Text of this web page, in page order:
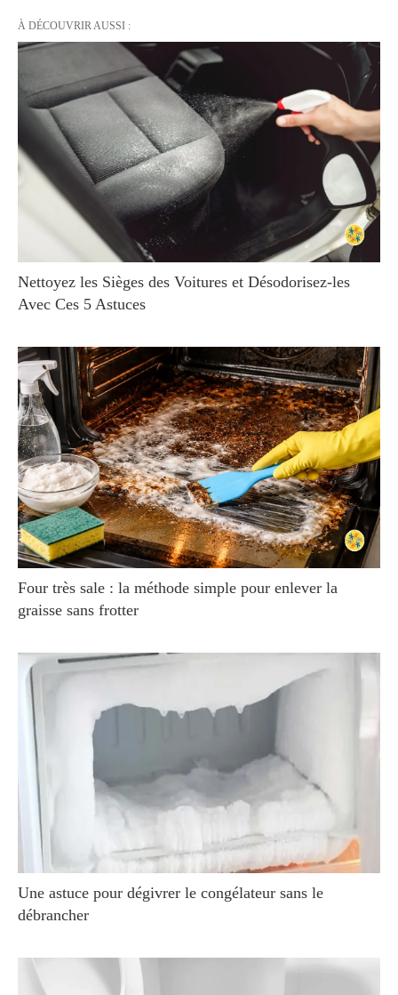
À DÉCOUVRIR AUSSI :
Nettoyez les Sièges des Voitures et Désodorisez-les
Avec Ces 5 Astuces
Four très sale : la méthode simple pour enlever la
graisse sans frotter
Une astuce pour dégivrer le congélateur sans le
débrancher